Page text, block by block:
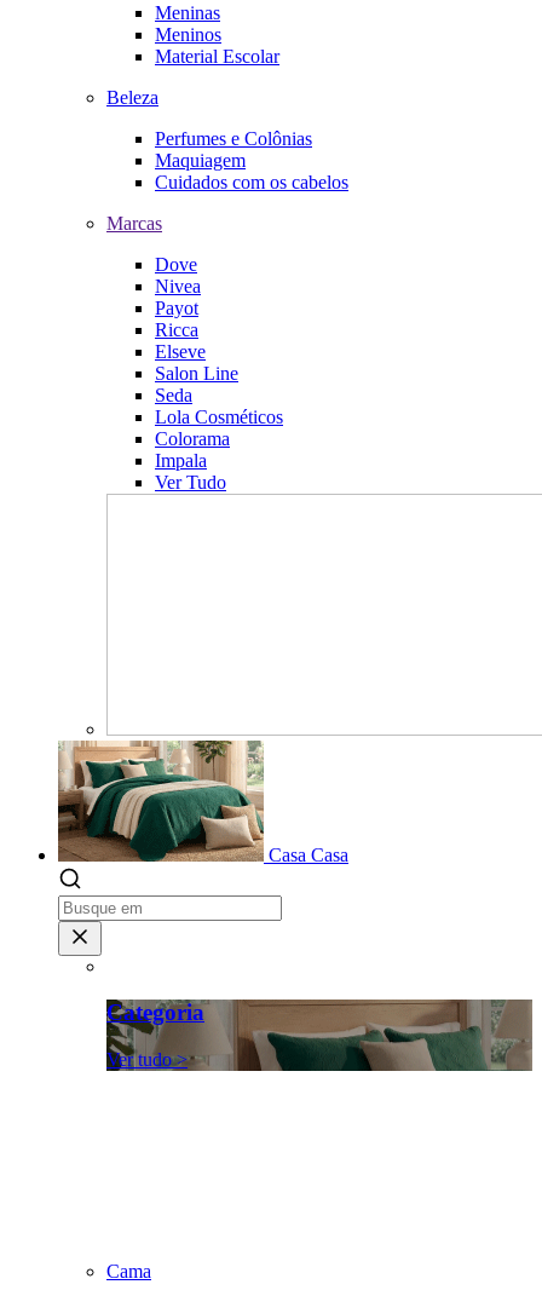
Meninas
Meninos
Material Escolar
Beleza
Perfumes e Colônias
Maquiagem
Cuidados com os cabelos
Marcas
Dove
Nivea
Payot
Ricca
Elseve
Salon Line
Seda
Lola Cosméticos
Colorama
Impala
Ver Tudo
Casa Casa
Categoria
Ver tudo >
Cama